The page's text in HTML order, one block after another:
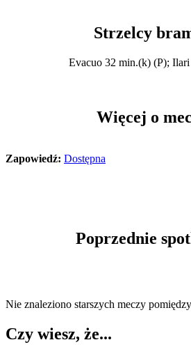
Strzelcy
Evacuo 32 min.(k) (P);
Więcej o
Zapowiedź: Dostępna
Poprzednie
Nie znaleziono starszych meczy
Czy wiesz, że...